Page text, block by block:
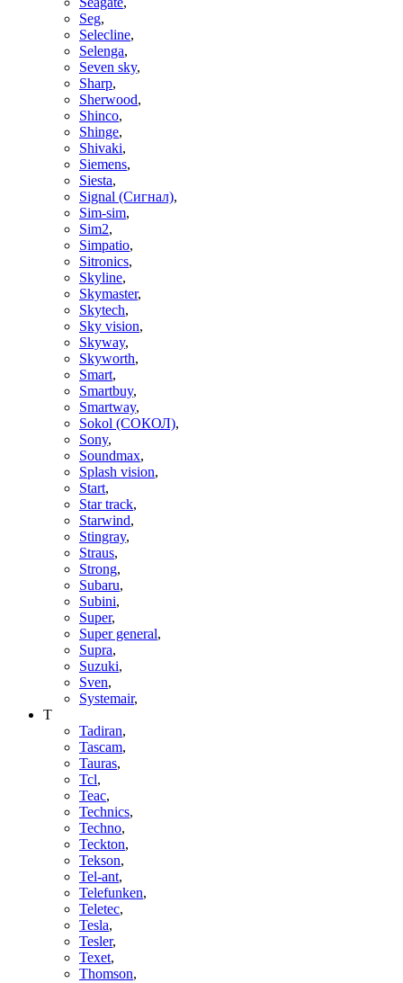
Seg,
Selecline,
Selenga,
Seven sky,
Sharp,
Sherwood,
Shinco,
Shinge,
Shivaki,
Siemens,
Siesta,
Signal (Сигнал),
Sim-sim,
Sim2,
Simpatio,
Sitronics,
Skyline,
Skymaster,
Skytech,
Sky vision,
Skyway,
Skyworth,
Smart,
Smartbuy,
Smartway,
Sokol (СОКОЛ),
Sony,
Soundmax,
Splash vision,
Start,
Star track,
Starwind,
Stingray,
Straus,
Strong,
Subaru,
Subini,
Super,
Super general,
Supra,
Suzuki,
Sven,
Systemair,
T
Tadiran,
Tascam,
Tauras,
Tcl,
Teac,
Technics,
Techno,
Teckton,
Tekson,
Tel-ant,
Telefunken,
Teletec,
Tesla,
Tesler,
Texet,
Thomson,